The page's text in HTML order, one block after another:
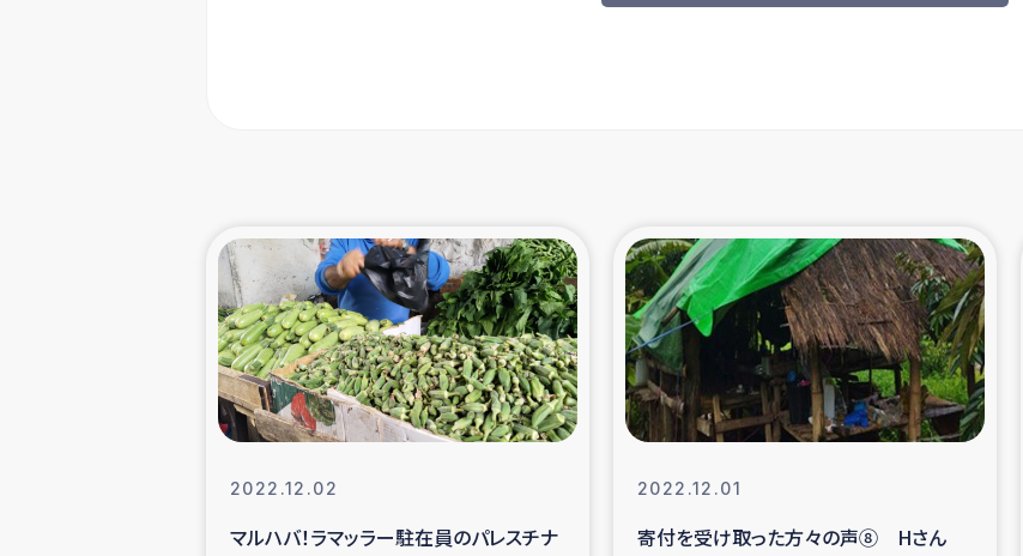
東ティモール豪雨緊急支援 大雨
シリア国内
スリランカ 緊急人道支援 スリラ
スリランカの南北女性をつなぐサリー・リサイクル・プロジ
ェクト
ガザ人道支援 令和6年
2022.12.02
マルハバ！ラマッラー駐在員のパレスチナ
2022.12.01
寄付を受け取った方々の声⑧ Hさん